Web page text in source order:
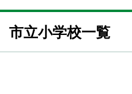
市立小学校一覧